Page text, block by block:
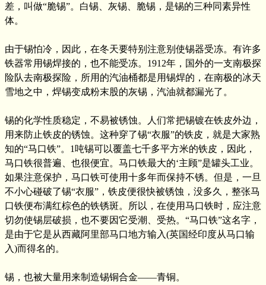
差，叫做“脆锡”。白锡、灰锡、脆锡，是锡的三种同素异性
体。
由于锡怕冷，因此，在冬天要特别注意别使锡器受冻。有许多
铁器常用锡焊接的，也不能受冻。1912年，国外的一支南极探
险队去南极探险，所用的汽油桶都是用锡焊的，在南极的冰天
雪地之中，焊锡变成粉末股的灰锡，汽油就都漏光了。
锡的化学性质稳定，不易被锈蚀。人们常把锡镀在铁皮外边，
用来防止铁皮的锈蚀。这种穿了锡“衣服”的铁皮，就是大家熟
知的“马口铁”。1吨锡可以覆盖七千多平方米的铁皮，因此，
马口铁很普遍、也很便宜。马口铁最大的‘主顾”是罐头工业。
如果注意保护，马口铁可使用十多年而保持不锈。但是，一旦
不小心碰破了锡“衣服”，铁皮便很快被锈蚀，没多久，整张马
口铁便布满红棕色的铁锈斑。所以，在使用马口铁时，应注意
切勿使锡层破损，也不要因它受潮、受热。“马口铁”这名字，
是由于它是从西藏阿里部马口地方输入(英国经印度从马口输
入)而得名的。
锡，也被大量用来制造锡铜合金——青铜。